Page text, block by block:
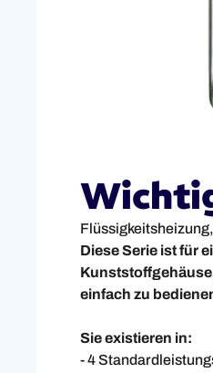
Diese Serie ist für
einfach zu
Sie existieren in:
- 4